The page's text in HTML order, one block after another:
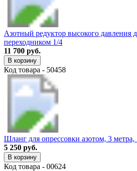
Азотный редуктор высокого давления
переходником 1/4
11 700 руб.
В корзину
Код товара - 50458
Шланг для опрессовки азотом, 3 метра,
5 250 руб.
В корзину
Код товара - 00624